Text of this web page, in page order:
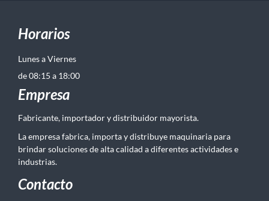
Horarios
Lunes a Viernes
de 08:15 a 18:00
Empresa
Fabricante, importador y distribuidor mayorista.
La empresa fabrica, importa y distribuye maquinaria para
brindar soluciones de alta calidad a diferentes actividades e
industrias.
Contacto